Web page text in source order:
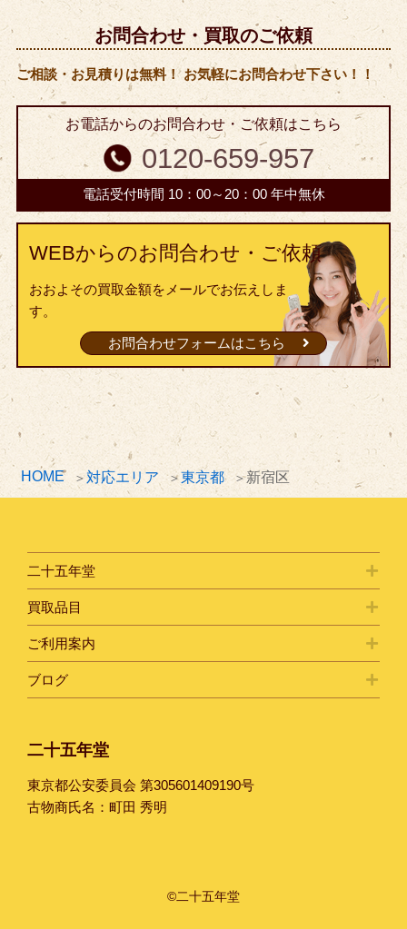
HOME 対応エリア 東京都 新宿区
お問合わせ・買取のご依頼
ご相談・お見積りは無料！ お気軽にお問合わせ下さい！！
お電話からのお問合わせ・ご依頼はこちら
0120-659-957
電話受付時間 10：00～20：00 年中無休
WEBからのお問合わせ・ご依頼
おおよその買取金額をメールでお伝えしま
す。
お問合わせフォームはこちら
二十五年堂
買取品目
ご利用案内
ブログ
二十五年堂
東京都公安委員会 第305601409190号
古物商氏名：町田 秀明
©二十五年堂